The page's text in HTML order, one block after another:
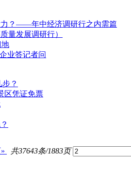
力？——年中经济调研行之内需篇
量发展调研行）
地
业答记者问
？
区凭证免票
共37643条/1883页